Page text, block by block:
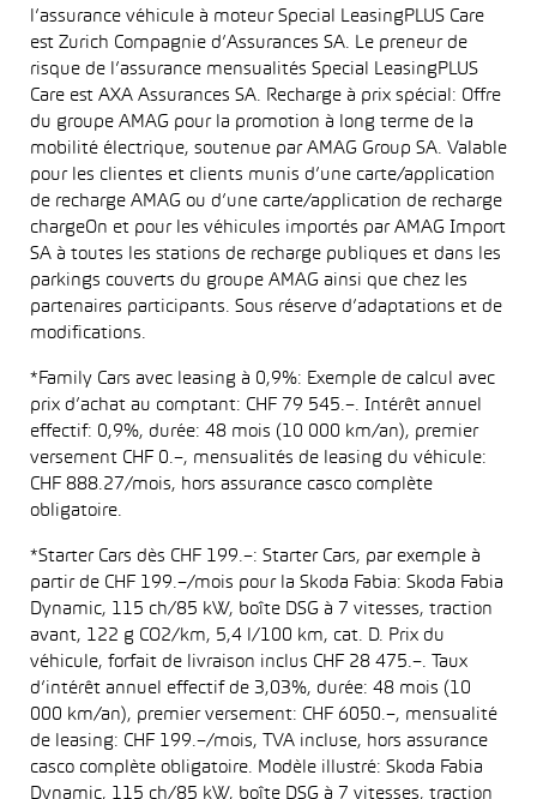
l’assurance véhicule à moteur Special LeasingPLUS Care
est Zurich Compagnie d’Assurances SA. Le preneur de
risque de l’assurance mensualités Special LeasingPLUS
Care est AXA Assurances SA. Recharge à prix spécial: Offre
du groupe AMAG pour la promotion à long terme de la
mobilité électrique, soutenue par AMAG Group SA. Valable
pour les clientes et clients munis d’une carte/application
de recharge AMAG ou d’une carte/application de recharge
chargeOn et pour les véhicules importés par AMAG Import
SA à toutes les stations de recharge publiques et dans les
parkings couverts du groupe AMAG ainsi que chez les
partenaires participants. Sous réserve d’adaptations et de
modifications.
*Family Cars avec leasing à 0,9%: Exemple de calcul avec
prix d’achat au comptant: CHF 79 545.–. Intérêt annuel
effectif: 0,9%, durée: 48 mois (10 000 km/an), premier
versement CHF 0.–, mensualités de leasing du véhicule:
CHF 888.27/mois, hors assurance casco complète
obligatoire.
*Starter Cars dès CHF 199.–: Starter Cars, par exemple à
partir de CHF 199.–/mois pour la Skoda Fabia: Skoda Fabia
Dynamic, 115 ch/85 kW, boîte DSG à 7 vitesses, traction
avant, 122 g CO2/km, 5,4 l/100 km, cat. D. Prix du
véhicule, forfait de livraison inclus CHF 28 475.–. Taux
d’intérêt annuel effectif de 3,03%, durée: 48 mois (10
000 km/an), premier versement: CHF 6050.–, mensualité
de leasing: CHF 199.–/mois, TVA incluse, hors assurance
casco complète obligatoire. Modèle illustré: Skoda Fabia
Dynamic, 115 ch/85 kW, boîte DSG à 7 vitesses, traction